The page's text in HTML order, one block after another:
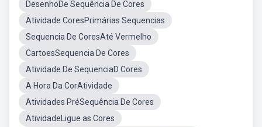
DesenhoDe Sequência De Cores
Atividade CoresPrimárias Sequencias
Sequencia De CoresAté Vermelho
CartoesSequencia De Cores
Atividade De SequenciaD Cores
A Hora Da CorAtividade
Atividades PréSequência De Cores
AtividadeLigue as Cores